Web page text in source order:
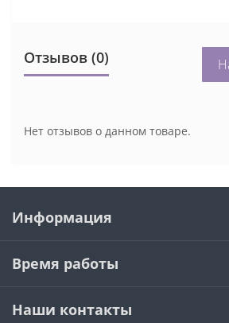
Отзывов (0)
Нет отзывов о данном товаре.
Информация
Время работы
Наши контакты